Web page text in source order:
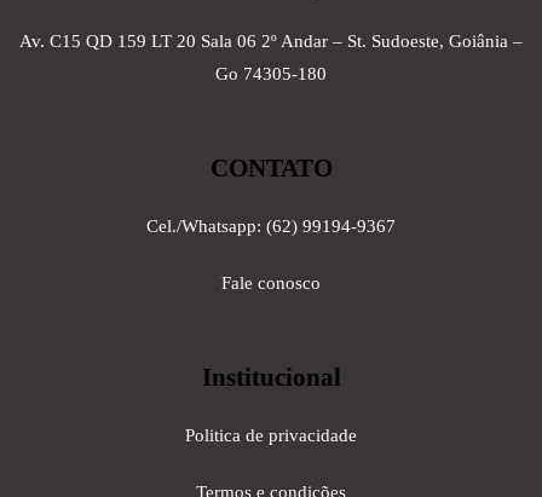
Av. C15 QD 159 LT 20 Sala 06 2º Andar – St. Sudoeste, Goiânia –
Go 74305-180
CONTATO
Cel./Whatsapp: (62) 99194-9367
Fale conosco
Institucional
Politica de privacidade
Termos e condições